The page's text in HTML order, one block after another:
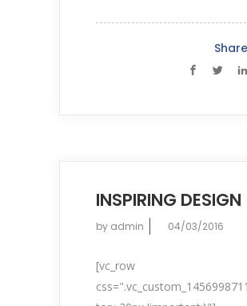
Share
INSPIRING DESIGN
by admin 04/03/2016
[vc_row